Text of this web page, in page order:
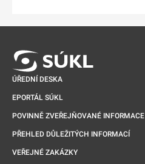
ÚŘEDNÍ DESKA
EPORTÁL SÚKL
POVINNĚ ZVEŘEJŇOVANÉ INFORMACE
PŘEHLED DŮLEŽITÝCH INFORMACÍ
VEŘEJNÉ ZAKÁZKY